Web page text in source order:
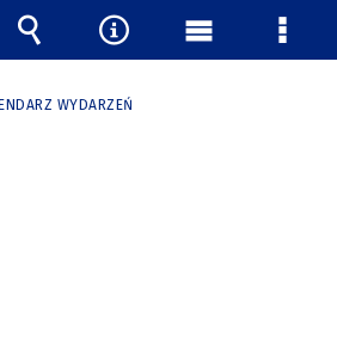
WYDARZEŃ
Wyszukiwarka
Narzędzia
Menu Menu